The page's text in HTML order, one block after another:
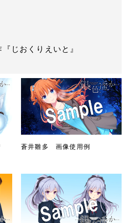
じおくりえいと』
蒼井雛多 画像使用例